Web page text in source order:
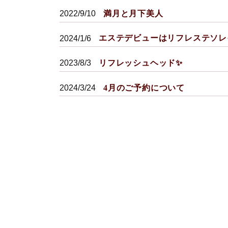
2022/9/10 満月と月下美人
2024/1/6 エステデビューはリフレステソ
2023/8/3 リフレッシュヘッド✨
2024/3/24 4月のご予約について